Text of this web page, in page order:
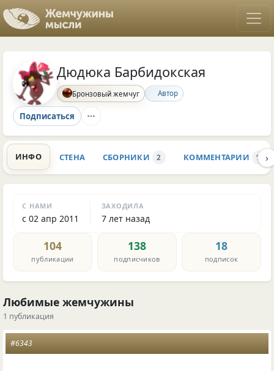
Дюдюка Барбидокская
Бронзовый жемчуг Автор
Подписаться
ИНФО СТЕНА СБОРНИКИ 2 КОММЕНТАРИИ ›
С НАМИ
с 02 апр 2011
ЗАХОДИЛА
7 лет назад
104
публикации
138
подписчиков
18
подписок
Любимые жемчужины
1 публикация
#6343